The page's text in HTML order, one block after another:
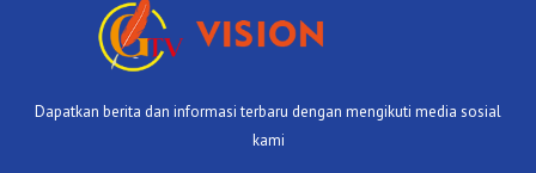
Dapatkan berita dan informasi terbaru dengan mengikuti media sosial
kami